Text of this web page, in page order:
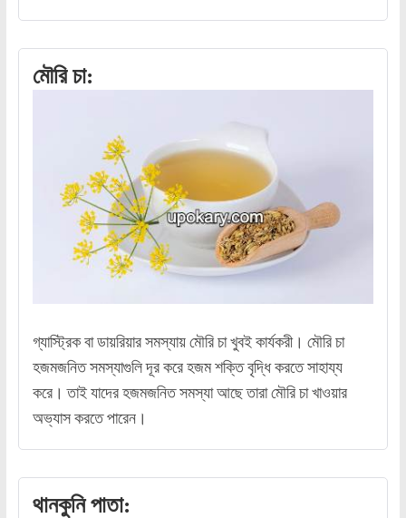
মৌরি চা:
গ্যাস্ট্রিক বা ডায়রিয়ার সমস্যায় মৌরি চা খুবই কার্যকরী। মৌরি চা
হজমজনিত সমস্যাগুলি দূর করে হজম শক্তি বৃদ্ধি করতে সাহায্য
করে। তাই যাদের হজমজনিত সমস্যা আছে তারা মৌরি চা খাওয়ার
অভ্যাস করতে পারেন।
থানকুনি পাতা: